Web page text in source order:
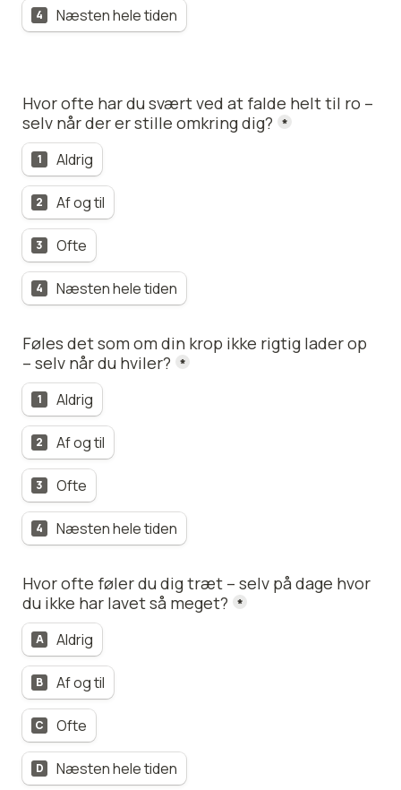
4 Næsten hele tiden
Hvor ofte har du svært ved at falde helt til ro –
selv når der er stille omkring dig? *
1 Aldrig
2 Af og til
3 Ofte
4 Næsten hele tiden
Føles det som om din krop ikke rigtig lader op
– selv når du hviler? *
1 Aldrig
2 Af og til
3 Ofte
4 Næsten hele tiden
Hvor ofte føler du dig træt – selv på dage hvor
du ikke har lavet så meget? *
A Aldrig
B Af og til
C Ofte
D Næsten hele tiden